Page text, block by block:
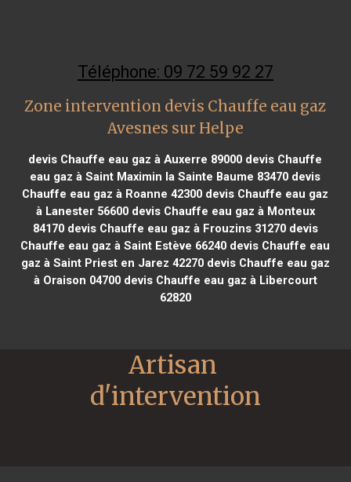
Téléphone: 09 72 59 92 27
Zone intervention devis Chauffe eau gaz
Avesnes sur Helpe
devis Chauffe eau gaz à Auxerre 89000 devis Chauffe
eau gaz à Saint Maximin la Sainte Baume 83470 devis
Chauffe eau gaz à Roanne 42300 devis Chauffe eau gaz
à Lanester 56600devis Chauffe eau gaz à Monteux
84170devis Chauffe eau gaz à Frouzins 31270devis
Chauffe eau gaz à Saint Estève 66240 devis Chauffe eau
gaz à Saint Priest en Jarez 42270devis Chauffe eau gaz
à Oraison 04700devis Chauffe eau gaz à Libercourt
62820
Artisan
d'intervention